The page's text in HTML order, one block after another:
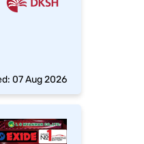
07 Aug 2026